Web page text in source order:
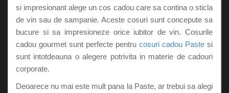
si impresionant alege un cos cadou care sa contina o sticla
de vin sau de sampanie. Aceste cosuri sunt concepute sa
bucure si sa impresioneze orice iubitor de vin. Cosurile
cadou gourmet sunt perfecte pentru cosuri cadou Paste si
sunt intotdeauna o alegere potrivita in materie de cadouri
corporate.
Deoarece nu mai este mult pana la Paste, ar trebui sa alegi